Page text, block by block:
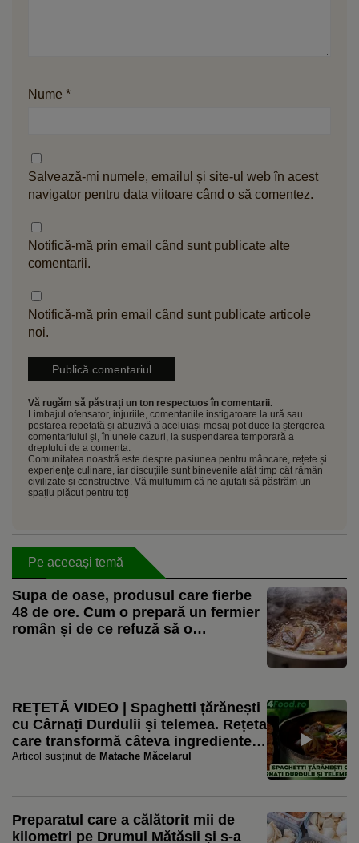
Nume *
Salvează-mi numele, emailul și site-ul web în acest
navigator pentru data viitoare când o să comentez.
Notifică-mă prin email când sunt publicate alte
comentarii.
Notifică-mă prin email când sunt publicate articole
noi.
Vă rugăm să păstrați un ton respectuos în comentarii.
Limbajul ofensator, injuriile, comentariile instigatoare la ură sau
postarea repetată și abuzivă a aceluiași mesaj pot duce la ștergerea
comentariului și, în unele cazuri, la suspendarea temporară a
dreptului de a comenta.
Comunitatea noastră este despre pasiunea pentru mâncare, rețete și
experiențe culinare, iar discuțiile sunt binevenite atât timp cât rămân
civilizate și constructive. Vă mulțumim că ne ajutați să păstrăm un
spațiu plăcut pentru toți
Pe aceeași temă
Supa de oase, produsul care fierbe
48 de ore. Cum o prepară un fermier
român și de ce refuză să o
REȚETĂ VIDEO | Spaghetti țărănești
cu Cârnați Durdulii și telemea. Rețeta
care transformă câteva ingrediente
simple într-o masă plină de gust
Articol susținut de Matache Măcelarul
Preparatul care a călătorit mii de
kilometri pe Drumul Mătăsii și s-a